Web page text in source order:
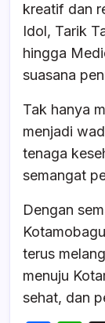
kreatif dan
Idol, Tarik
hingga
suasana
Tak hanya
menjadi
tenaga
semangat
Dengan
terus
menuju
sehat, dan